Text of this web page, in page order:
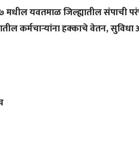
मधील यवतमाळ जिल्ह्यातील संपाची
कर्मचाऱ्यांना हक्काचे वेतन, सुविधा